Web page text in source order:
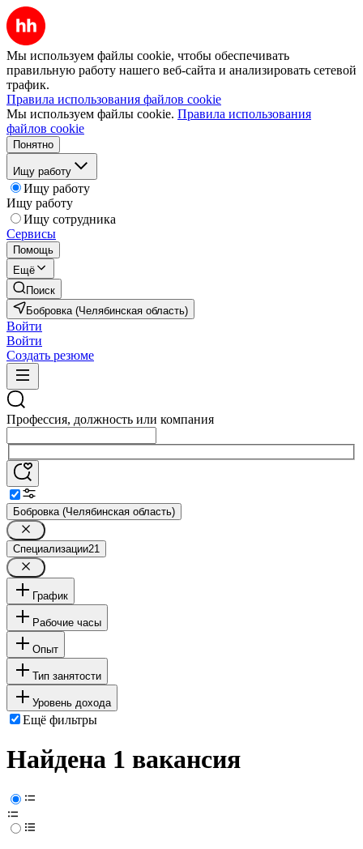
Мы используем файлы cookie, чтобы обеспечивать
правильную работу нашего веб-сайта и анализировать сетевой
трафик.
Правила использования файлов cookie
Мы используем файлы cookie. Правила использования
файлов cookie
Понятно
Ищу работу
Ищу работу
Ищу работу
Ищу сотрудника
Сервисы
Помощь
Ещё
Поиск
Бобровка (Челябинская область)
Войти
Войти
Создать резюме
Профессия, должность или компания
Бобровка (Челябинская область)
Специализации21
График
Рабочие часы
Опыт
Тип занятости
Уровень дохода
Ещё фильтры
Найдена 1 вакансия